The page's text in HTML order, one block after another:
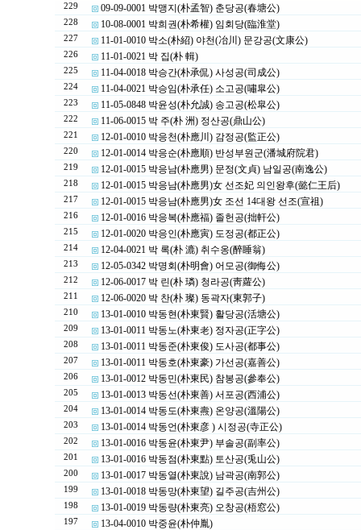
229 09-09-0001 박맹지(朴孟智) 춘당공(春塘公)
228 10-08-0001 박희권(朴希權) 임회당(臨淮堂)
227 11-01-0010 박소(朴紹) 야천(冶川) 문강공(文康公)
226 11-01-0021 박 집(朴 輯)
225 11-04-0018 박승간(朴承侃) 사성공(司成公)
224 11-04-0021 박승임(朴承任) 소고공(嘯皐公)
223 11-05-0848 박윤성(朴允誠) 송고공(松皐公)
222 11-06-0015 박 주(朴 洲) 정산공(鼎山公)
221 12-01-0010 박응천(朴應川) 감정공(監正公)
220 12-01-0014 박응순(朴應順) 반성부원군(潘城府院君)
219 12-01-0015 박응남(朴應男) 문정(文貞) 남일공(南逸公)
218 12-01-0015 박응남(朴應男)女 선조妃 의인왕후(懿仁王后)
217 12-01-0015 박응남(朴應男)女 조선 14대왕 선조(宣祖)
216 12-01-0016 박응복(朴應福) 졸헌공(拙軒公)
215 12-01-0020 박응인(朴應寅) 도정공(都正公)
214 12-04-0021 박 록(朴 漉) 취수옹(醉睡翁)
213 12-05-0342 박명회(朴明會) 어모공(御侮公)
212 12-06-0017 박 린(朴 璘) 청라공(靑蘿公)
211 12-06-0020 박 찬(朴 璨) 동곽자(東郭子)
210 13-01-0010 박동현(朴東賢) 활당공(活塘公)
209 13-01-0011 박동노(朴東老) 정자공(正字公)
208 13-01-0011 박동준(朴東俊) 도사공(都事公)
207 13-01-0011 박동호(朴東豪) 가선공(嘉善公)
206 13-01-0012 박동민(朴東民) 참봉공(參奉公)
205 13-01-0013 박동선(朴東善) 서포공(西浦公)
204 13-01-0014 박동도(朴東燾) 온양공(溫陽公)
203 13-01-0014 박동언(朴東彦 ) 시정공(寺正公)
202 13-01-0016 박동윤(朴東尹) 부솔공(副率公)
201 13-01-0016 박동점(朴東點) 토산공(兎山公)
200 13-01-0017 박동열(朴東說) 남곽공(南郭公)
199 13-01-0018 박동망(朴東望) 길주공(吉州公)
198 13-01-0019 박동량(朴東亮) 오창공(梧窓公)
197 13-04-0010 박중윤(朴仲胤)